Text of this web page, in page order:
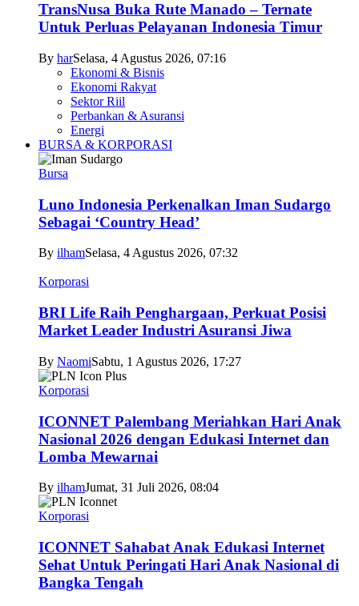
TransNusa Buka Rute Manado – Ternate
Untuk Perluas Pelayanan Indonesia Timur
By harSelasa, 4 Agustus 2026, 07:16
Ekonomi & Bisnis
Ekonomi Rakyat
Sektor Riil
Perbankan & Asuransi
Energi
BURSA & KORPORASI
Bursa
Luno Indonesia Perkenalkan Iman Sudargo
Sebagai ‘Country Head’
By ilhamSelasa, 4 Agustus 2026, 07:32
Korporasi
BRI Life Raih Penghargaan, Perkuat Posisi
Market Leader Industri Asuransi Jiwa
By NaomiSabtu, 1 Agustus 2026, 17:27
Korporasi
ICONNET Palembang Meriahkan Hari Anak
Nasional 2026 dengan Edukasi Internet dan
Lomba Mewarnai
By ilhamJumat, 31 Juli 2026, 08:04
Korporasi
ICONNET Sahabat Anak Edukasi Internet
Sehat Untuk Peringati Hari Anak Nasional di
Bangka Tengah